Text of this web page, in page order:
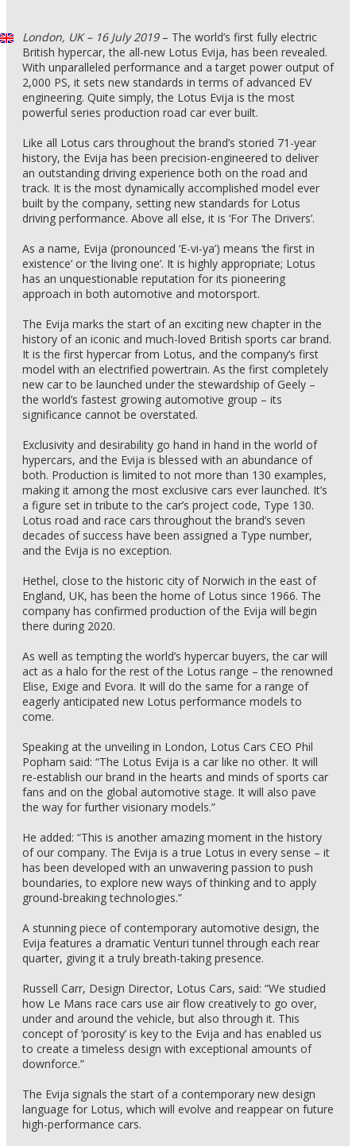
London, UK – 16 July 2019– The world’s first fully electric
British hypercar, the all-new Lotus Evija, has been revealed.
With unparalleled performance and a target power output of
2,000 PS, it sets new standards in terms of advanced EV
engineering. Quite simply, the Lotus Evija is the most
powerful series production road car ever built.
Like all Lotus cars throughout the brand’s storied 71-year
history, the Evija has been precision-engineered to deliver
an outstanding driving experience both on the road and
track. It is the most dynamically accomplished model ever
built by the company, setting new standards for Lotus
driving performance. Above all else, it is ‘For The Drivers’.
As a name, Evija (pronounced ‘E-vi-ya’) means ‘the first in
existence’ or ‘the living one’. It is highly appropriate; Lotus
has an unquestionable reputation for its pioneering
approach in both automotive and motorsport.
The Evija marks the start of an exciting new chapter in the
history of an iconic and much-loved British sports car brand.
It is the first hypercar from Lotus, and the company’s first
model with an electrified powertrain. As the first completely
new car to be launched under the stewardship of Geely –
the world’s fastest growing automotive group – its
significance cannot be overstated.
Exclusivity and desirability go hand in hand in the world of
hypercars, and the Evija is blessed with an abundance of
both. Production is limited to not more than 130 examples,
making it among the most exclusive cars ever launched. It’s
a figure set in tribute to the car’s project code, Type 130.
Lotus road and race cars throughout the brand’s seven
decades of success have been assigned a Type number,
and the Evija is no exception.
Hethel, close to the historic city of Norwich in the east of
England, UK, has been the home of Lotus since 1966. The
company has confirmed production of the Evija will begin
there during 2020.
As well as tempting the world’s hypercar buyers, the car will
act as a halo for the rest of the Lotus range – the renowned
Elise, Exige and Evora. It will do the same for a range of
eagerly anticipated new Lotus performance models to
come.
Speaking at the unveiling in London, Lotus Cars CEO Phil
Popham said: “The Lotus Evija is a car like no other. It will
re-establish our brand in the hearts and minds of sports car
fans and on the global automotive stage. It will also pave
the way for further visionary models.”
He added: “This is another amazing moment in the history
of our company. The Evija is a true Lotus in every sense – it
has been developed with an unwavering passion to push
boundaries, to explore new ways of thinking and to apply
ground-breaking technologies.”
A stunning piece of contemporary automotive design, the
Evija features a dramatic Venturi tunnel through each rear
quarter, giving it a truly breath-taking presence.
Russell Carr, Design Director, Lotus Cars, said: “We studied
how Le Mans race cars use air flow creatively to go over,
under and around the vehicle, but also through it. This
concept of ‘porosity’ is key to the Evija and has enabled us
to create a timeless design with exceptional amounts of
downforce.”
The Evija signals the start of a contemporary new design
language for Lotus, which will evolve and reappear on future
high-performance cars.